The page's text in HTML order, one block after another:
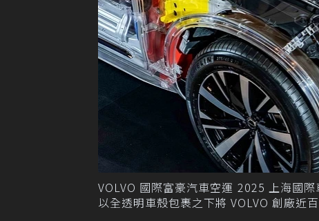
VOLVO 國際富豪汽車空運 2025 上海國
以全透明車殼包裹之下將 VOLVO 創廠近